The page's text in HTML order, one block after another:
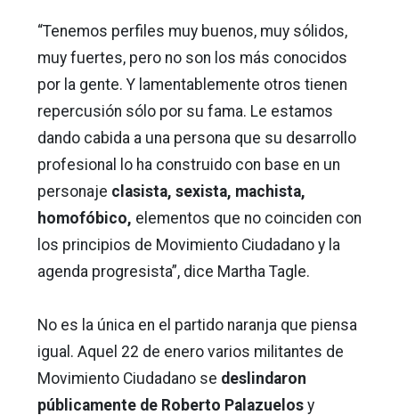
“Tenemos perfiles muy buenos, muy sólidos,
muy fuertes, pero no son los más conocidos
por la gente. Y lamentablemente otros tienen
repercusión sólo por su fama. Le estamos
dando cabida a una persona que su desarrollo
profesional lo ha construido con base en un
personaje clasista, sexista, machista,
homofóbico, elementos que no coinciden con
los principios de Movimiento Ciudadano y la
agenda progresista”, dice Martha Tagle.
No es la única en el partido naranja que piensa
igual. Aquel 22 de enero varios militantes de
Movimiento Ciudadano se deslindaron
públicamente de Roberto Palazuelos y